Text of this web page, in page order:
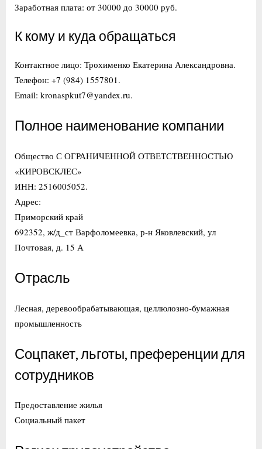
Заработная плата: от 30000 до 30000 руб.
К кому и куда обращаться
Контактное лицо: Трохименко Екатерина Александровна.
Телефон: +7 (984) 1557801.
Email: kronaspkut7@yandex.ru.
Полное наименование компании
Общество С ОГРАНИЧЕННОЙ ОТВЕТСТВЕННОСТЬЮ
«КИРОВСКЛЕС»
ИНН: 2516005052.
Адрес:
Приморский край
692352, ж/д_ст Варфоломеевка, р-н Яковлевский, ул
Почтовая, д. 15 А
Отрасль
Лесная, деревообрабатывающая, целлюлозно-бумажная
промышленность
Соцпакет, льготы, преференции для
сотрудников
Предоставление жилья
Социальный пакет